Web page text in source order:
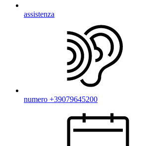
assistenza
numero +39079645200